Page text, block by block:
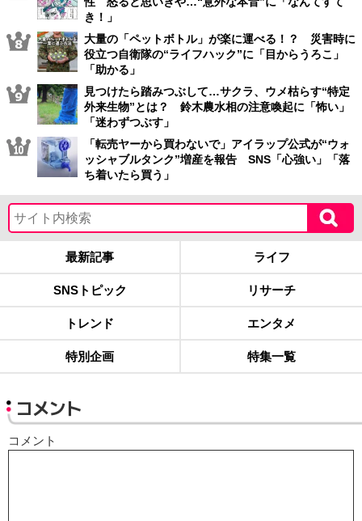
き！」
大量の「ペットボトル」が楽に運べる！？ 災害時に
役立つ自衛隊の“ライフハック”に「目からうろこ」
「助かる」
見つけたら踏みつぶして…サクラ、ウメ枯らす“特定
外来生物”とは？ 鈴木農水相の注意喚起に「怖い」
「迷わずつぶす」
「転売ヤーから買わないで」アイラップ公式が“ウォ
ッシャブルタンク”増産を報告 SNS「心強い」「落
ち着いたら買う」
最新記事 ライフ
SNSトピック リサーチ
トレンド エンタメ
特別企画 特集一覧
コメント
コメント